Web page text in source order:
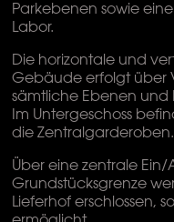
Parkebenen sowie
Labor.
Die horizontale und
Gebäude erfolgt über
sämtliche Ebenen und
Im Untergeschoss
die Zentralgarderoben.
Über eine zentrale
Grundstücksgrenze
Lieferhof erschlossen,